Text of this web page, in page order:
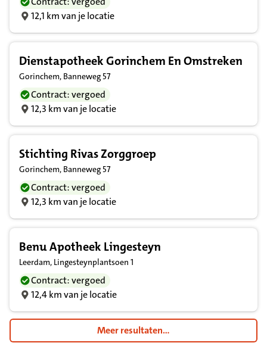
12,1 km van je locatie
Dienstapotheek Gorinchem En Omstreken
Gorinchem, Banneweg 57
Contract: vergoed
12,3 km van je locatie
Stichting Rivas Zorggroep
Gorinchem, Banneweg 57
Contract: vergoed
12,3 km van je locatie
Benu Apotheek Lingesteyn
Leerdam, Lingesteynplantsoen 1
Contract: vergoed
12,4 km van je locatie
Meer resultaten...